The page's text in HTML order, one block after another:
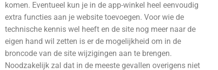
komen. Eventueel kun je in de app-winkel heel eenvoudig
extra functies aan je website toevoegen. Voor wie de
technische kennis wel heeft en de site nog meer naar de
eigen hand wil zetten is er de mogelijkheid om in de
broncode van de site wijzigingen aan te brengen.
Noodzakelijk zal dat in de meeste gevallen overigens niet